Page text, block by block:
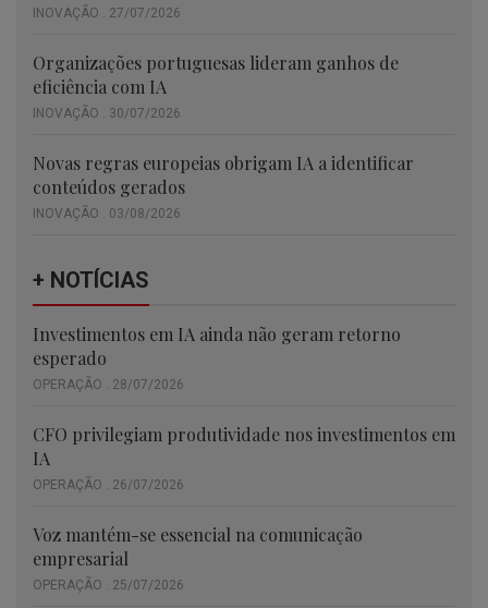
INOVAÇÃO . 27/07/2026
Organizações portuguesas lideram ganhos de
eficiência com IA
INOVAÇÃO . 30/07/2026
Novas regras europeias obrigam IA a identificar
conteúdos gerados
INOVAÇÃO . 03/08/2026
+ NOTÍCIAS
Investimentos em IA ainda não geram retorno
esperado
OPERAÇÃO . 28/07/2026
CFO privilegiam produtividade nos investimentos em
IA
OPERAÇÃO . 26/07/2026
Voz mantém-se essencial na comunicação
empresarial
OPERAÇÃO . 25/07/2026